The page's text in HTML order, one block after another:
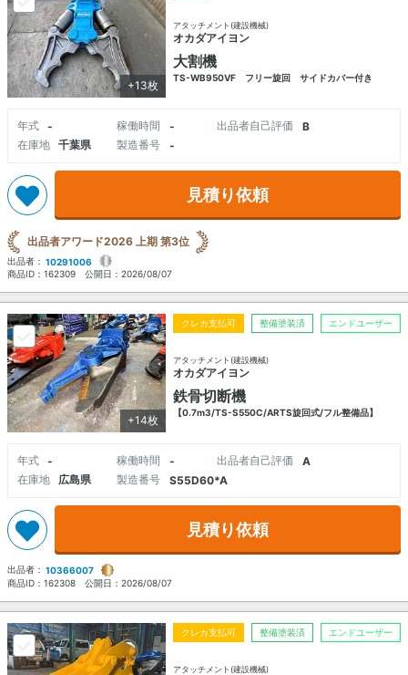
+13枚
アタッチメント(建設機械)
オカダアイヨン
大割機
TS-WB950VF フリー旋回 サイドカバー付き
年式 - 稼働時間 - 出品者自己評価
B
在庫地
千葉県 製造番号 -
見積り依頼
出品者アワード2026 上期 第3位
出品者： 10291006
商品ID： 162309 公開日： 2026/08/07
+14枚
クレカ支払可 整備塗装済 エンドユーザー
アタッチメント(建設機械)
オカダアイヨン
鉄骨切断機
【0.7m3/TS-S550C/ARTS旋回式/フル整備品】
年式 - 稼働時間 - 出品者自己評価
A
在庫地
広島県 製造番号 S55D60*A
見積り依頼
出品者： 10366007
商品ID： 162308 公開日： 2026/08/07
クレカ支払可 整備塗装済 エンドユーザー
アタッチメント(建設機械)